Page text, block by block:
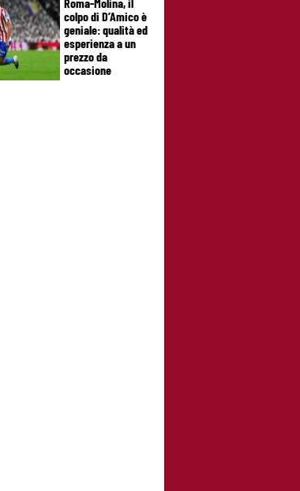
colpo di D’Amico è
geniale: qualità ed
esperienza a un
prezzo da
occasione